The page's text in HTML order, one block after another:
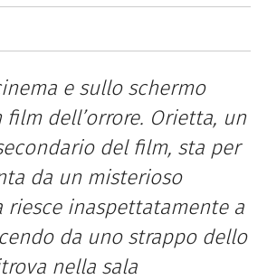
e sullo schermo
dell’orrore. Orietta, un
del film, sta per
da un misterioso
riesce inaspettatamente a
da uno strappo dello
nella sala